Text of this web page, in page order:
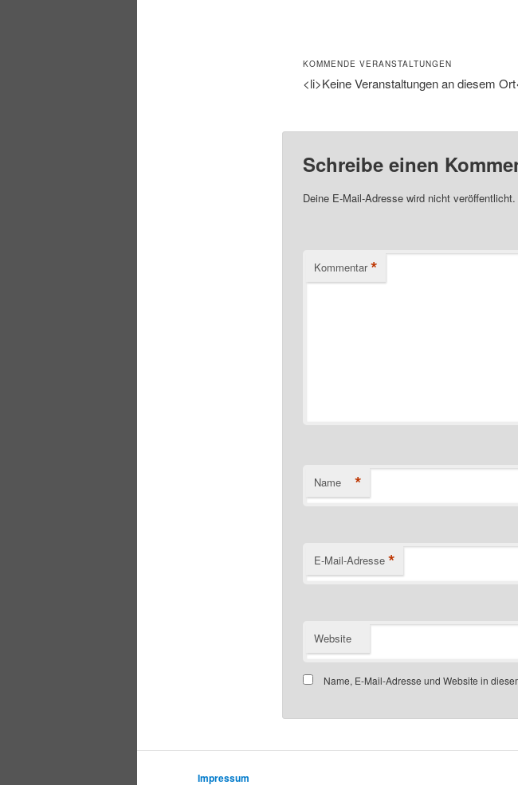
KOMMENDE VERANSTALTUNGEN
<li>Keine Veranstaltungen an diesem
Schreibe einen
Deine E-Mail-Adresse wird nicht veröffentlicht.
Kommentar *
Name *
E-Mail-Adresse *
Website
Name, E-Mail-Adresse und Website in
Impressum